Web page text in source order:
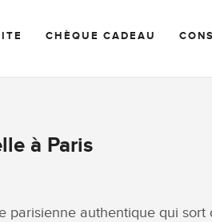
CHÈQUE CADEAU
à Paris
authentique qui